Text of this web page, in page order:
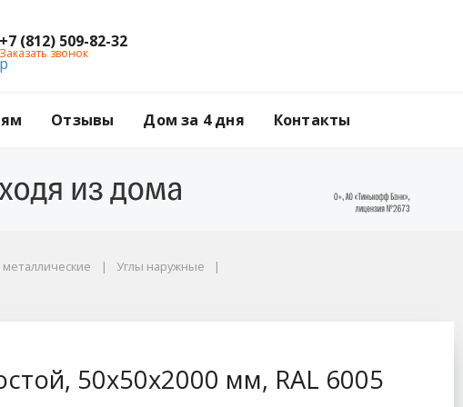
+7 (812) 509-82-32
Заказать звонок
Отзывы Дом за 4 дня Контакты
Углы наружные
50x50x2000 мм, RAL 6005